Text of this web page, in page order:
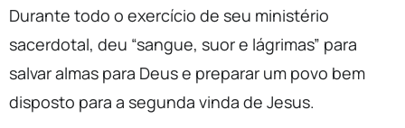
Durante todo o exercício de seu ministério
sacerdotal, deu “sangue, suor e lágrimas” para
salvar almas para Deus e preparar um povo bem
disposto para a segunda vinda de Jesus.